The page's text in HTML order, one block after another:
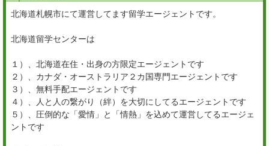
北海道札幌市にて運営してます留学エージェントです。
北海道留学センターは
１）、北海道在住・出身の方限定エージェントです
２）、カナダ・オーストラリア２カ国専門エージェントです
３）、無料手配エージェントです
４）、人と人の繋がり（絆）を大切にしてるエージェントです
５）、圧倒的な「愛情」と「情熱」を込めて運営してるエージェ
ントです